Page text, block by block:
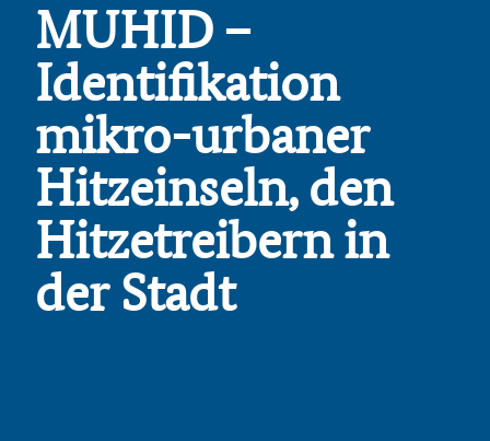
MUHID –
Identifikation
mikro-urbaner
Hitzeinseln, den
Hitzetreibern in
der Stadt